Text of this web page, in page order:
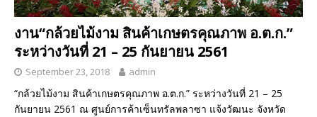
งาน“กล้วยไม้งาม สินค้าเกษตรคุณภาพ อ.ต.ก.”
ระหว่างวันที่ 21 – 25 กันยายน 2561
September 23, 2018 admin
“กล้วยไม้งาม สินค้าเกษตรคุณภาพ อ.ต.ก.” ระหว่างวันที่ 21 – 25
กันยายน 2561 ณ ศูนย์การค้าเซ็นทรัลพลาซา แจ้งวัฒนะ จังหวัด